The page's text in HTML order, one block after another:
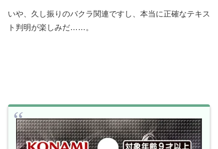
いや、久し振りのバクラ関連ですし、本当に正確なテキス
ト判明が楽しみだ……。